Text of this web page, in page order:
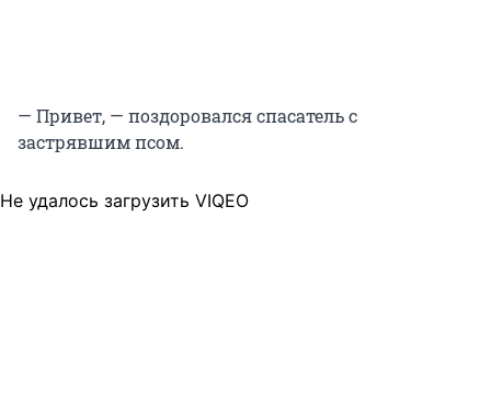
— Привет, — поздоровался спасатель с
застрявшим псом.
Не удалось загрузить VIQEO